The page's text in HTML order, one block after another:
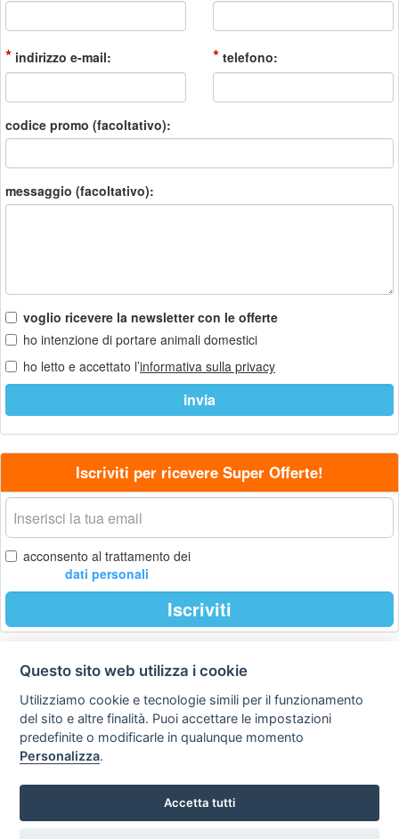
* indirizzo e-mail: * telefono:
codice promo (facoltativo):
messaggio (facoltativo):
voglio ricevere la newsletter con le offerte
ho intenzione di portare animali domestici
ho letto e accettato l’informativa sulla privacy
Iscriviti per ricevere Super Offerte!
La
tua
email
acconsento al trattamento dei
dati personali
Iscriviti
Privacy
policy
Avviso
legale
Preferenze cookie
Copyright © 2008
SVILUPPO TURISMO ITALIA S.r.L. unipersonale
P.IVA: 01665350433 - R.E.A. FM-195884 Via A. Costa, 2
Questo sito web utilizza i cookie
Utilizziamo cookie e tecnologie simili per il funzionamento
del sito e altre finalità. Puoi accettare le impostazioni
predefinite o modificarle in qualunque momento
Personalizza.
Accetta tutti